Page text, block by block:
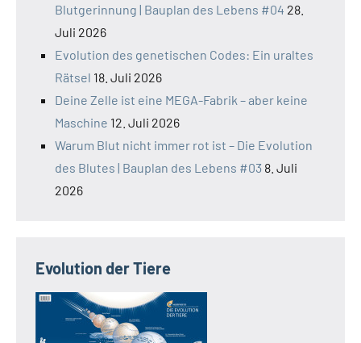
Blutgerinnung | Bauplan des Lebens #04 28.
Juli 2026
Evolution des genetischen Codes: Ein uraltes
Rätsel 18. Juli 2026
Deine Zelle ist eine MEGA-Fabrik – aber keine
Maschine 12. Juli 2026
Warum Blut nicht immer rot ist – Die Evolution
des Blutes | Bauplan des Lebens #03 8. Juli
2026
Evolution der Tiere